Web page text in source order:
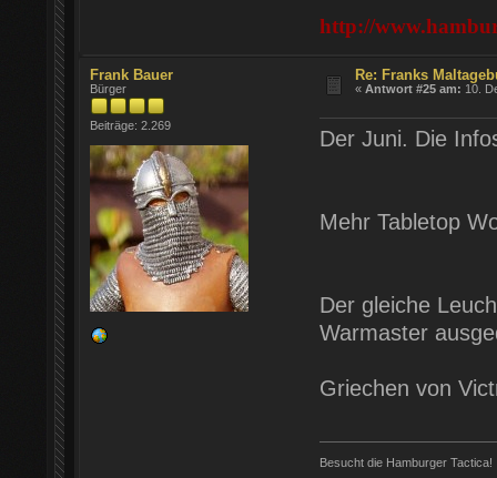
http://
Frank Bauer
Bürger
Beiträge: 2.269
Re: Franks
«Antwort #25 am: 10.
Der Juni. Die
Mehr Tabletop
Der gleiche
Warmaster
Griechen von
Besucht die Hamburger Tactica!